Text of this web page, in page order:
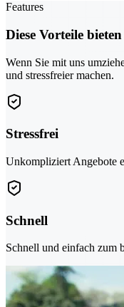
Features
Diese Vorteile
Wenn Sie mit uns
und stressfreier machen.
Stressfrei
Unkompliziert Angebote
Schnell
Schnell und einfach zum